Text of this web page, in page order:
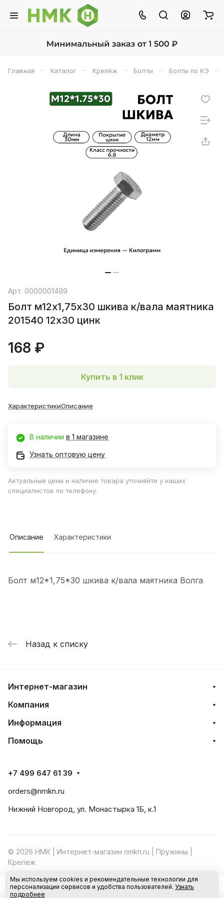
Главная – Каталог – Крепёж – Болты – Болты по КЭ –
Арт. 0000001499
Болт м12х1,75х30 шкива к/вала маятника
201540 12х30 цинк
168 ₽
В корзину
Купить в 1 клик
ХарактеристикиОписание
В наличии в 1 магазине
Узнать оптовую цену
Актуальные цены и наличие товара уточняйте у наших
специалистов по телефону.
Описание Характеристики
Болт м12*1,75*30 шкива к/вала маятника Волга
Назад к списку
Интернет-магазин
Компания
Информация
Помощь
+7 499 647 61 39
orders@nmkn.ru
Нижний Новгород, ул. Монастырка 1Б, к.1
© 2026 НМК | Интернет-магазин nmkn.ru | Пружины |
Крепеж
Конфиденциальность Оферта
Мы используем cookies и рекомендательные технологии для
персонализации сервисов и удобства пользователей. Узнать
подробнее